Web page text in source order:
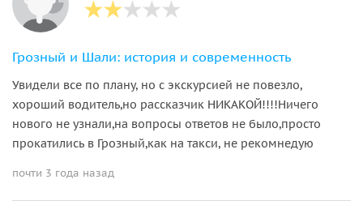
Грозный и Шали: история и современность
Увидели все по плану, но с экскурсией не повезло,
хороший водитель,но рассказчик НИКАКОЙ!!!!Ничего
нового не узнали,на вопросы ответов не было,просто
прокатились в Грозный,как на такси, не рекомнедую
почти 3 года назад